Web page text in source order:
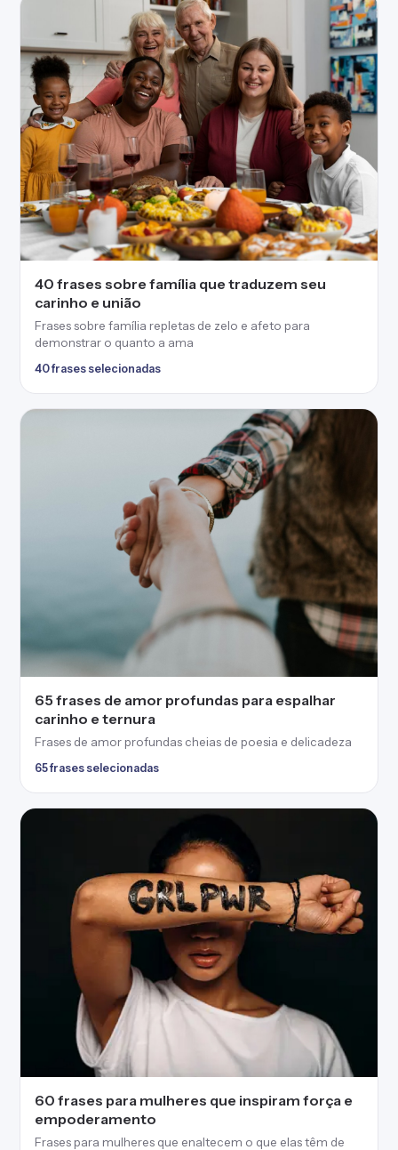
40 frases sobre família que traduzem seu
carinho e união
Frases sobre família repletas de zelo e afeto para
demonstrar o quanto a ama
40 frases selecionadas
65 frases de amor profundas para espalhar
carinho e ternura
Frases de amor profundas cheias de poesia e delicadeza
65 frases selecionadas
60 frases para mulheres que inspiram força e
empoderamento
Frases para mulheres que enaltecem o que elas têm de